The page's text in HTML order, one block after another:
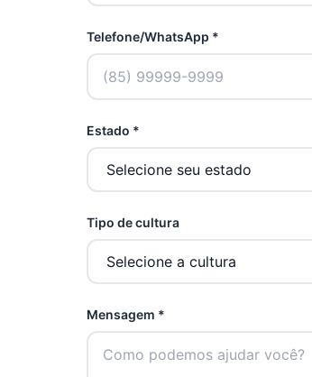
Telefone/WhatsApp *
Estado *
Tipo de cultura
Mensagem *